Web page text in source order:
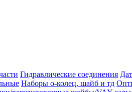
Гидравлические соединения
Наборы о-колец, шайб и тд